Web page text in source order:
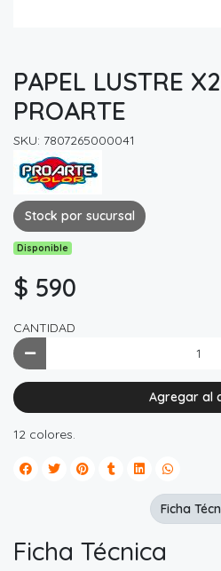
PAPEL LUSTRE
PROARTE
SKU: 7807265000041
Stock por sucursal
Disponible
$ 590
CANTIDAD
Agregar al
12 colores.
Ficha Técnica
Ficha